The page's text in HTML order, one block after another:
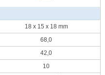
18 x 15 x 18 mm
68,0
42,0
10